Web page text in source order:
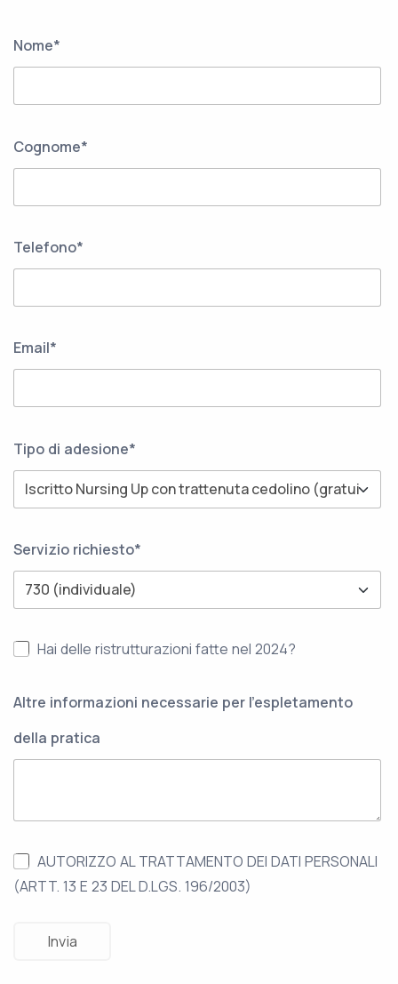
Nome*
Cognome*
Telefono*
Email*
Tipo di adesione*
Servizio richiesto*
Hai delle ristrutturazioni fatte nel 2024?
Altre informazioni necessarie per l'espletamento
della pratica
AUTORIZZO AL TRATTAMENTO DEI DATI PERSONALI
(ARTT. 13 E 23 DEL D.LGS. 196/2003)